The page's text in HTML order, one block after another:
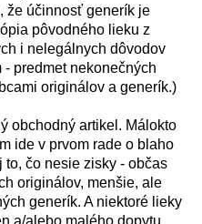
že účinnosť generík je
ópia pôvodného lieku z
i nelegá lnych dôvodov
- predmet nekonečných
originá lov a generík.)
ý obchodný artikel. Má lokto
m ide v prvom rade o blaho
to, čo nesie zisky - občas
originá lov, menšie, ale
ých generík. A niektoré lieky
a/alebo mal ého dopytu